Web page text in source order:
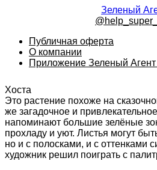
Зеленый
Публичная оферта
О компании
Приложение Зеленый
Хоста
Это растение похоже на
же загадочное и
напоминают большие зелёные
прохладу и уют. Листья могут
но и с полосками, и с оттенками
художник решил поиграть с